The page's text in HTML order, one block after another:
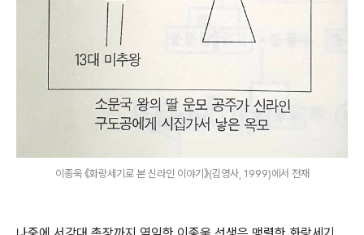
이종욱 《화랑세기로 본 신라인 이야기》(김영사, 1999)에서 전재